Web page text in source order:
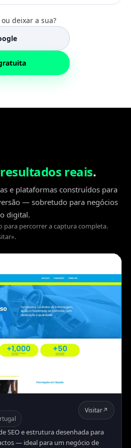
deixar a sua?
resultados reais.
e plataformas construídos para
— sobretudo para negócios
digital.
para percorrer a captura completa.
Visitar↗
SEO e estrutura desenhada para
— ideal para um negócio de